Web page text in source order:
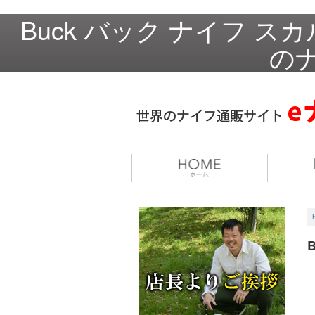
Buck バック ナイフ ス
の